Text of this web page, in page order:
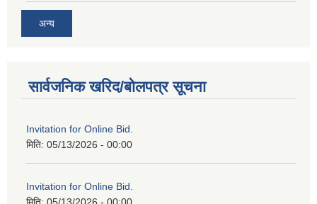
अन्य
सार्वजनिक खरिद/बोलपत्र सूचना
Invitation for Online Bid.
मिति: 05/13/2026 - 00:00
Invitation for Online Bid.